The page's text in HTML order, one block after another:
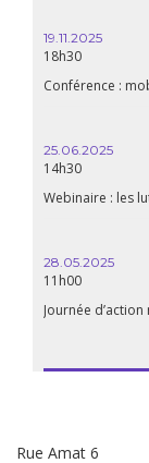
19.11.2025
18h30
Conférence :
25.06.2025
14h30
Webinaire : les
28.05.2025
11h00
Journée
Rue Amat 6